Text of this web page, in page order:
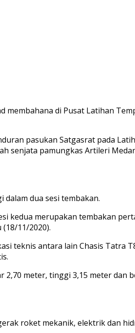
di Pusat Latihan
pasukan Satgasrat pada
senjata pamungkas Artileri
dua sesi tembakan.
kedua merupakan tembakan
11/2020).
teknis antara lain Chasis Tatra
meter, tinggi 3,15 meter dan
roket mekanik, elektrik dan